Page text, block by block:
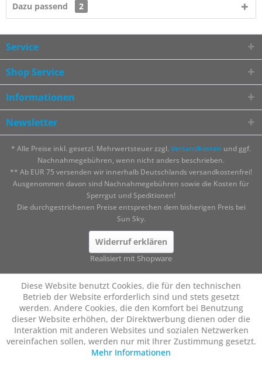
Dazu passend 2
Service
Shop Service
Informationen
Newsletter
* Alle Preise inkl. gesetzl. Mehrwertsteuer zzgl. Versandkosten und ggf.
Nachnahmegebühren, wenn nicht anders beschrieben.
** Ab EUR 75 versenden wir innerhalb Deutschlands versandkostenfrei!
Ausgenommen davon sind Nachnahmegebühren sowie die Kosten für
Sperrgut und Speditionen!
Die durchgestrichenen Preise entsprechen dem bisherigen Preis bei
Sun Sky.
Widerruf erklären
Realisiert mit Shopware
Diese Website benutzt Cookies, die für den technischen
Betrieb der Website erforderlich sind und stets gesetzt
werden. Andere Cookies, die den Komfort bei Benutzung
dieser Website erhöhen, der Direktwerbung dienen oder die
Interaktion mit anderen Websites und sozialen Netzwerken
vereinfachen sollen, werden nur mit Ihrer Zustimmung gesetzt.
Mehr Informationen